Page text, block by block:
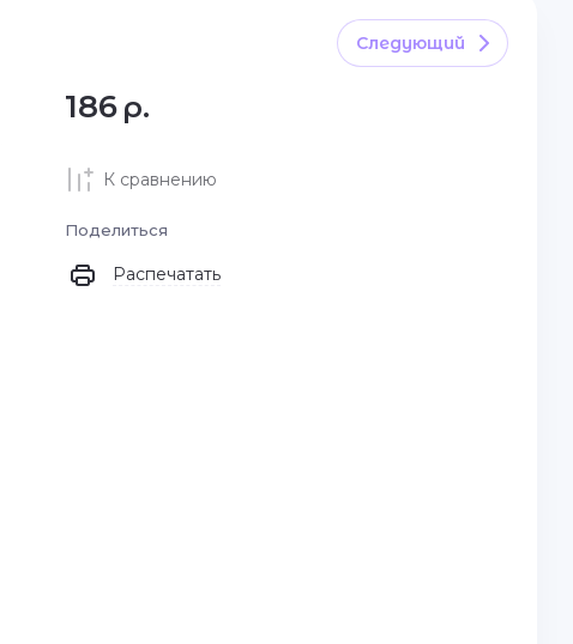
Следующий
186 р.
К сравнению
Поделиться
Распечатать